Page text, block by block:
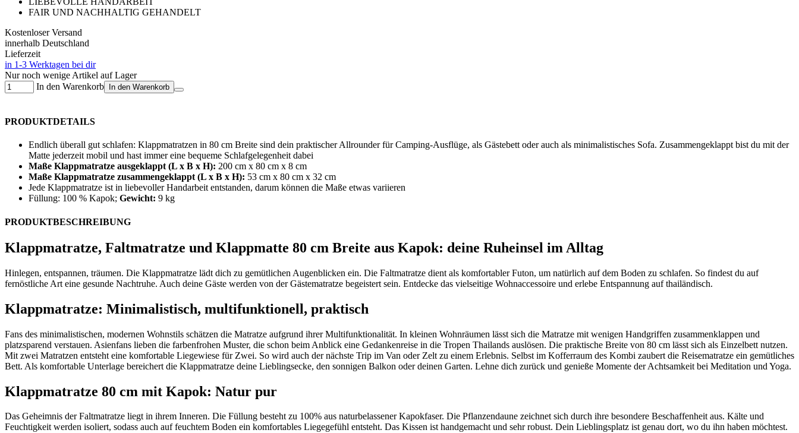
FAIR UND NACHHALTIG GEHANDELT
Kostenloser Versand
innerhalb Deutschland
Lieferzeit
in 1-3 Werktagen bei dir
Nur noch wenige Artikel auf Lager
In den Warenkorb
In den Warenkorb
PRODUKTDETAILS
Endlich überall gut schlafen: Klappmatratzen in 80 cm Breite sind dein praktischer Allrounder für Camping-Ausflüge, als Gästebett oder auch als minimalistisches Sofa. Zusammengeklappt bist du mit der
Matte jederzeit mobil und hast immer eine bequeme Schlafgelegenheit dabei
Maße Klappmatratze ausgeklappt (L x B x H): 200 cm x 80 cm x 8 cm
Maße Klappmatratze zusammengeklappt (L x B x H): 53 cm x 80 cm x 32 cm
Jede Klappmatratze ist in liebevoller Handarbeit entstanden, darum können die Maße etwas variieren
Füllung: 100 % Kapok; Gewicht: 9 kg
PRODUKTBESCHREIBUNG
Klappmatratze, Faltmatratze und Klappmatte 80 cm Breite aus Kapok: deine Ruheinsel im Alltag
Hinlegen, entspannen, träumen. Die Klappmatratze lädt dich zu gemütlichen Augenblicken ein. Die Faltmatratze dient als komfortabler Futon, um natürlich auf dem Boden zu schlafen. So findest du auf
fernöstliche Art eine gesunde Nachtruhe. Auch deine Gäste werden von der Gästematratze begeistert sein. Entdecke das vielseitige Wohnaccessoire und erlebe Entspannung auf thailändisch.
Klappmatratze: Minimalistisch, multifunktionell, praktisch
Fans des minimalistischen, modernen Wohnstils schätzen die Matratze aufgrund ihrer Multifunktionalität. In kleinen Wohnräumen lässt sich die Matratze mit wenigen Handgriffen zusammenklappen und
platzsparend verstauen. Asienfans lieben die farbenfrohen Muster, die schon beim Anblick eine Gedankenreise in die Tropen Thailands auslösen. Die praktische Breite von 80 cm lässt sich als Einzelbett nutzen.
Mit zwei Matratzen entsteht eine komfortable Liegewiese für Zwei. So wird auch der nächste Trip im Van oder Zelt zu einem Erlebnis. Selbst im Kofferraum des Kombi zaubert die Reisematratze ein gemütliches
Bett. Als komfortable Unterlage bereichert die Klappmatratze deine Lieblingsecke, den sonnigen Balkon oder deinen Garten. Lehne dich zurück und genieße Momente der Achtsamkeit bei Meditation und Yoga.
Klappmatratze 80 cm mit Kapok: Natur pur
Das Geheimnis der Faltmatratze liegt in ihrem Inneren. Die Füllung besteht zu 100% aus naturbelassener Kapokfaser. Die Pflanzendaune zeichnet sich durch ihre besondere Beschaffenheit aus. Kälte und
Feuchtigkeit werden isoliert, sodass auch auf feuchtem Boden ein komfortables Liegegefühl entsteht. Das Kissen ist handgemacht und sehr robust. Dein Lieblingsplatz ist genau dort, wo du ihn haben möchtest.